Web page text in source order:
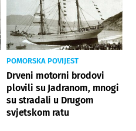
POMORSKA POVIJEST
Drveni motorni brodovi
plovili su Jadranom, mnogi
su stradali u Drugom
svjetskom ratu